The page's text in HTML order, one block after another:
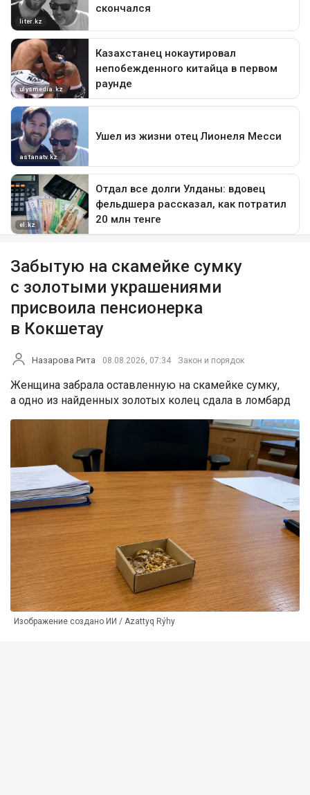
Забытую на скамейке сумку
с золотыми украшениями
присвоила пенсионерка
в Кокшетау
Назарова Рита 08.08.2026, 07:34 Закон и порядок
Женщина забрала оставленную на скамейке сумку,
а одно из найденных золотых колец сдала в ломбард
Изображение создано ИИ / Azattyq Rýhy